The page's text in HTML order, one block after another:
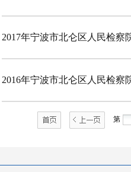
2017年宁波市北仑区人民检察
2016年宁波市北仑区人民检察
第